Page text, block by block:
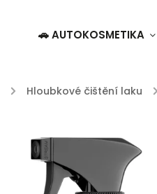
🚗 AUTOKOSMETIKA
/ Hloubkové čištění laku /